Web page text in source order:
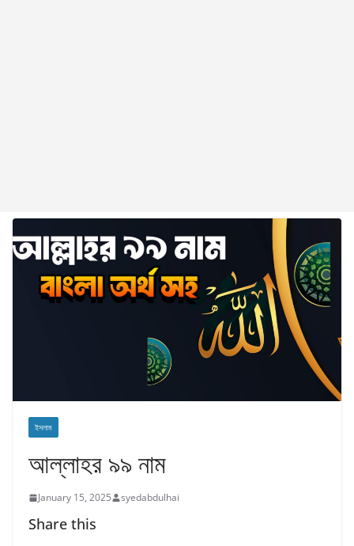
ইসলাম
আল্লাহর ৯৯ নাম
January 15, 2025 syedabdulhai
Share this